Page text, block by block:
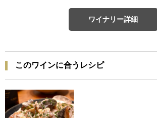
ワイナリー詳細
このワインに合うレシピ